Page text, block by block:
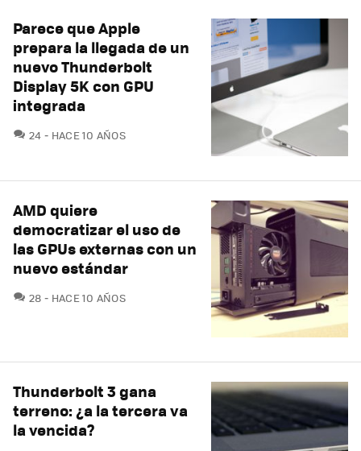
Parece que Apple
prepara la llegada de un
nuevo Thunderbolt
Display 5K con GPU
integrada
24 COMENTARIOS
HACE 10 AÑOS
AMD quiere
democratizar el uso de
las GPUs externas con un
nuevo estándar
28 COMENTARIOS
HACE 10 AÑOS
Thunderbolt 3 gana
terreno: ¿a la tercera va
la vencida?